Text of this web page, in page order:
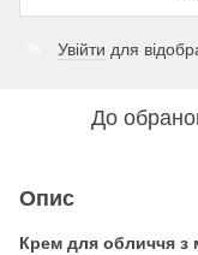
Увійти для
До
Опис
Крем для обличчя з